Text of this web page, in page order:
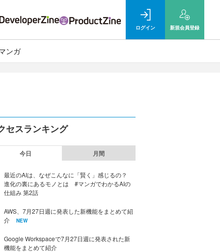
ログイン 新規会員登録
ンガ
セスランキング
今日 月間
最近のAIは、なぜこんなに「賢く」感じるの？
進化の裏にあるモノとは #マンガでわかるAIの
仕組み 第2話
AWS、7月27日週に発表した新機能をまとめて紹
介
NEW
Google Workspaceで7月27日週に発表された新
機能をまとめて紹介